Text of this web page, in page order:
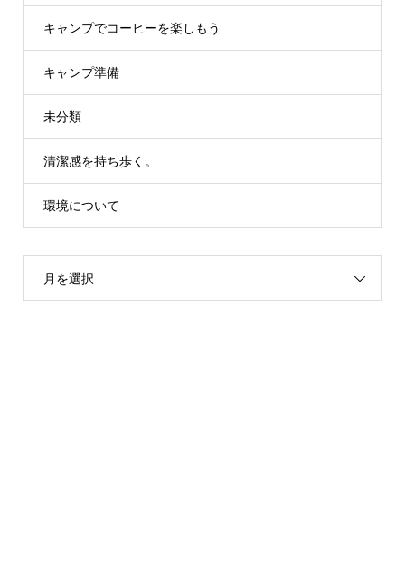
キャンプでコーヒーを楽しもう
キャンプ準備
未分類
清潔感を持ち歩く。
環境について
月を選択